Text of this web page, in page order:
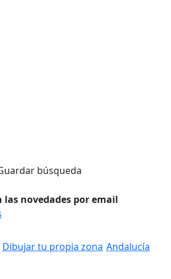
búsqueda
las novedades por email
Dibujar tu propia zona Andalucía